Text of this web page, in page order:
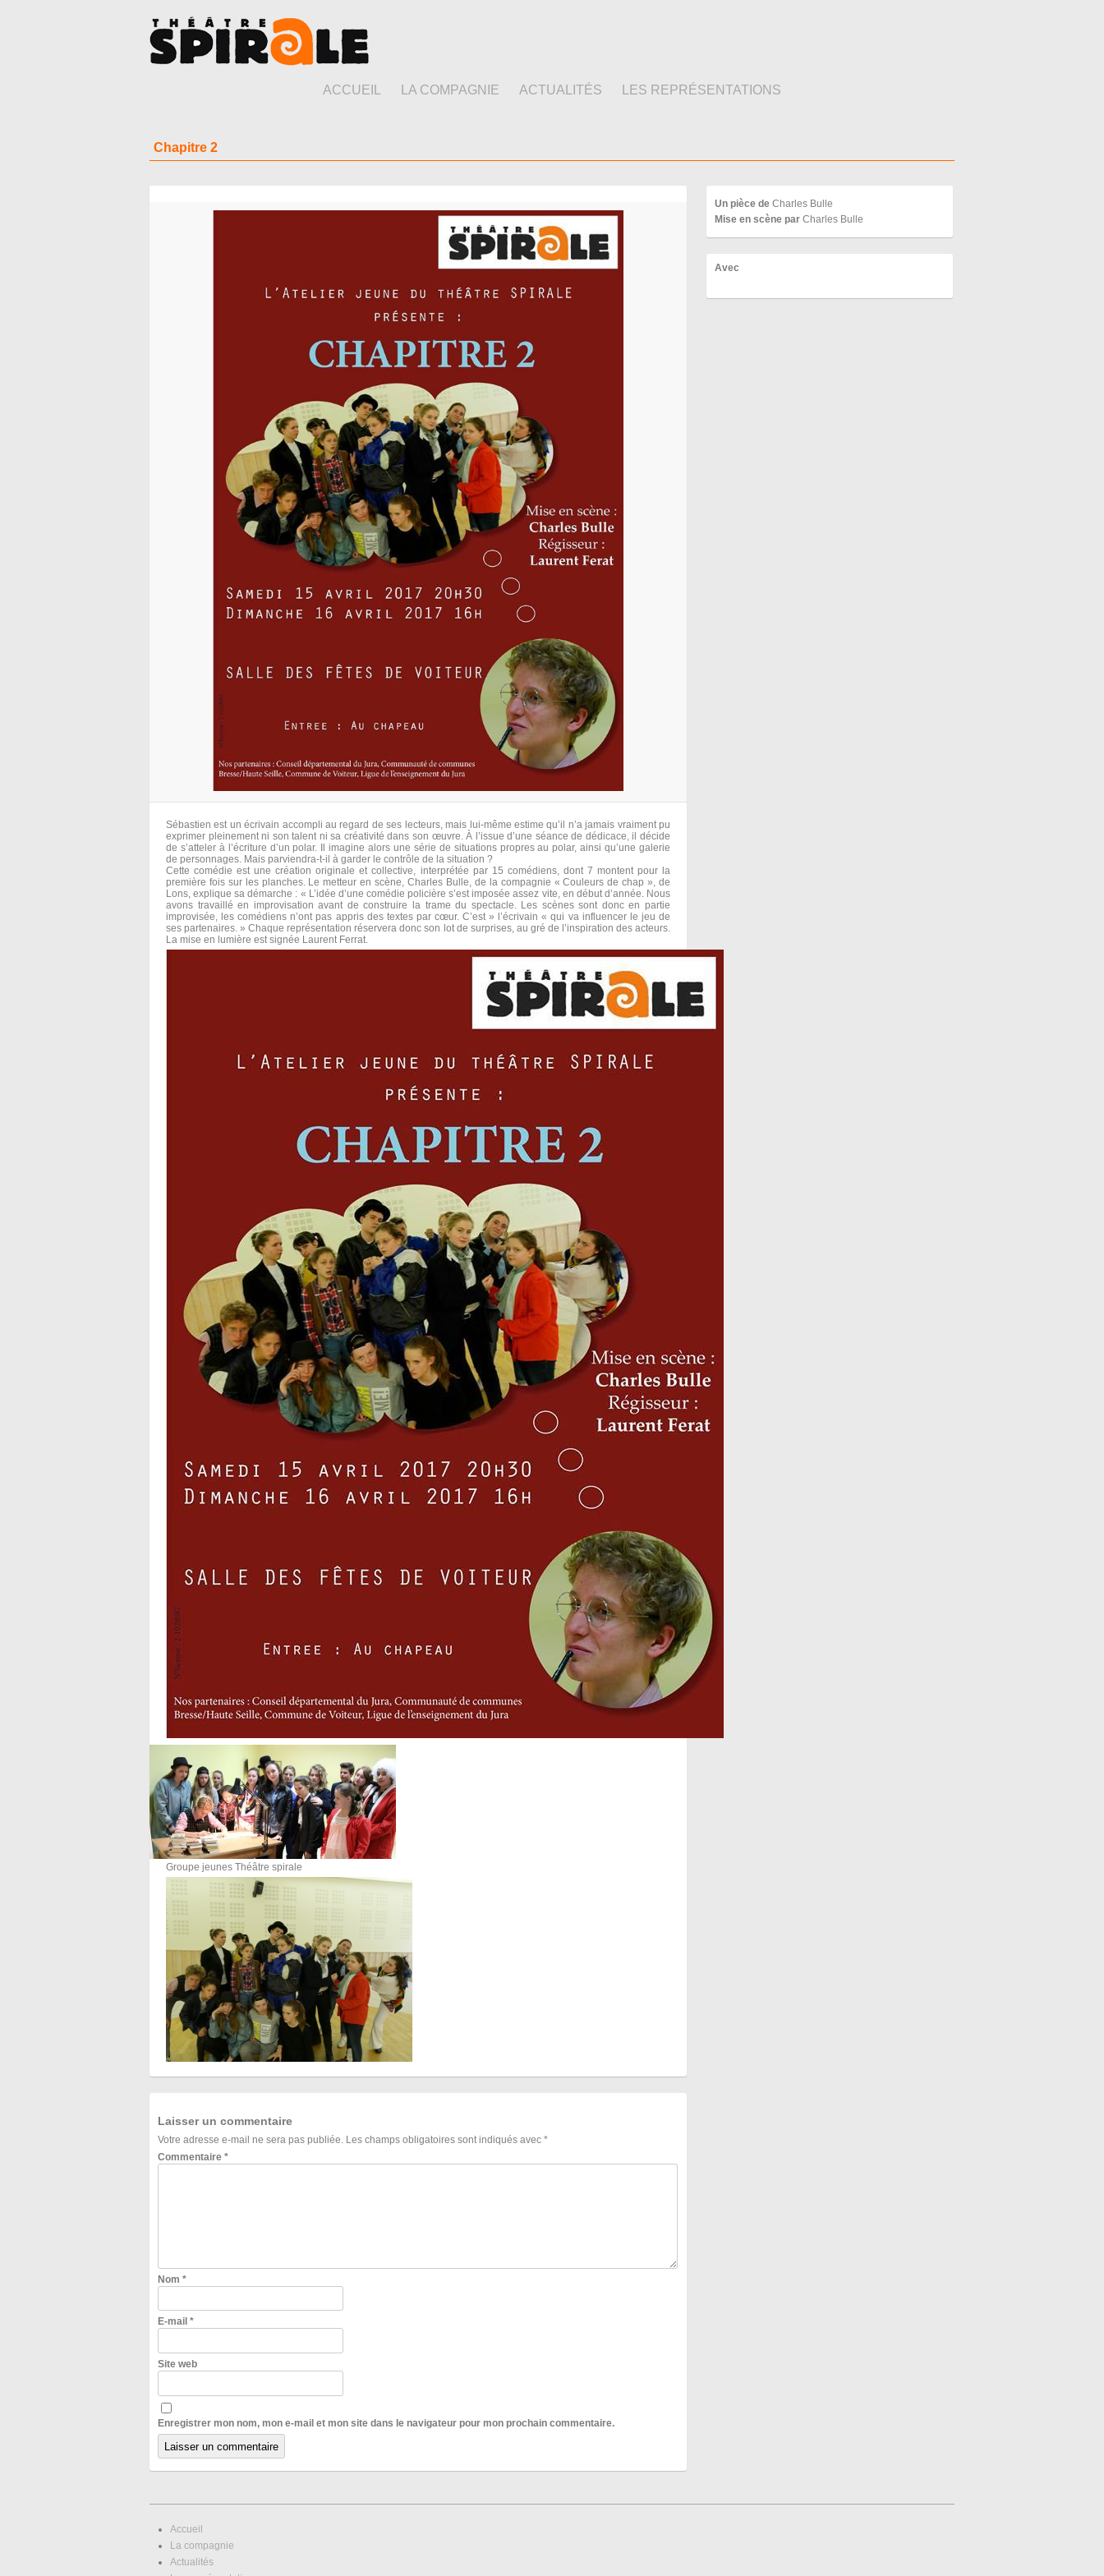
ACCUEIL LA COMPAGNIE ACTUALITÉS LES REPRÉSENTATIONS
Chapitre 2
Sébastien est un écrivain accompli au regard de ses lecteurs, mais lui-même estime qu’il n’a jamais vraiment pu
exprimer pleinement ni son talent ni sa créativité dans son œuvre. À l’issue d’une séance de dédicace, il décide
de s’atteler à l’écriture d’un polar. Il imagine alors une série de situations propres au polar, ainsi qu’une galerie
de personnages. Mais parviendra-t-il à garder le contrôle de la situation ?
Cette comédie est une création originale et collective, interprétée par 15 comédiens, dont 7 montent pour la
première fois sur les planches. Le metteur en scène, Charles Bulle, de la compagnie « Couleurs de chap », de
Lons, explique sa démarche : « L’idée d’une comédie policière s’est imposée assez vite, en début d’année. Nous
avons travaillé en improvisation avant de construire la trame du spectacle. Les scènes sont donc en partie
improvisée, les comédiens n’ont pas appris des textes par cœur. C’est » l’écrivain « qui va influencer le jeu de
ses partenaires. » Chaque représentation réservera donc son lot de surprises, au gré de l’inspiration des acteurs.
La mise en lumière est signée Laurent Ferrat.
Groupe jeunes Théâtre spirale
Un pièce de Charles Bulle
Mise en scène par Charles Bulle
Avec
Laisser un commentaire
Votre adresse e-mail ne sera pas publiée. Les champs obligatoires sont indiqués avec *
Commentaire *
Nom *
E-mail *
Site web
Enregistrer mon nom, mon e-mail et mon site dans le navigateur pour mon prochain commentaire.
Accueil
La compagnie
Actualités